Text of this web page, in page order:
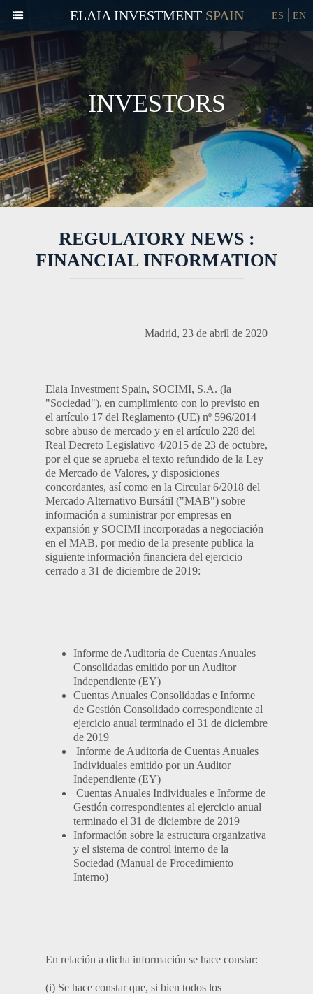
ELAIA INVESTMENT ES EN
INVESTORS
REGULATORY NEWS :
FINANCIAL INFORMATION
Madrid, 23 de abril de 2020
Elaia Investment Spain, SOCIMI, S.A. (la
"Sociedad"), en cumplimiento con lo previsto en
el artículo 17 del Reglamento (UE) nº 596/2014
sobre abuso de mercado y en el artículo 228 del
Real Decreto Legislativo 4/2015 de 23 de octubre,
por el que se aprueba el texto refundido de la Ley
de Mercado de Valores, y disposiciones
concordantes, así como en la Circular 6/2018 del
Mercado Alternativo Bursátil ("MAB") sobre
información a suministrar por empresas en
expansión y SOCIMI incorporadas a negociación
en el MAB, por medio de la presente publica la
siguiente información financiera del ejercicio
cerrado a 31 de diciembre de 2019:
Informe de Auditoría de Cuentas Anuales
Consolidadas emitido por un Auditor
Independiente (EY)
Cuentas Anuales Consolidadas e Informe
de Gestión Consolidado correspondiente al
ejercicio anual terminado el 31 de diciembre
de 2019
Informe de Auditoría de Cuentas Anuales
Individuales emitido por un Auditor
Independiente (EY)
Cuentas Anuales Individuales e Informe de
Gestión correspondientes al ejercicio anual
terminado el 31 de diciembre de 2019
Información sobre la estructura organizativa
y el sistema de control interno de la
Sociedad (Manual de Procedimiento
Interno)
En relación a dicha información se hace constar:
(i) Se hace constar que, si bien todos los